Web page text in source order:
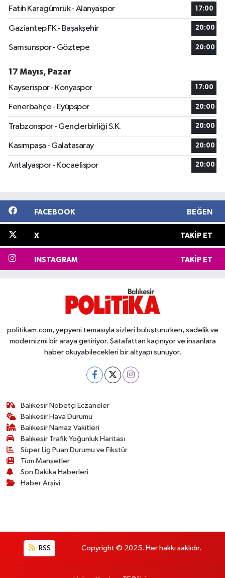
Fatih Karagümrük - Alanyaspor
17:00
Gaziantep FK - Başakşehir 20:00
Samsunspor - Göztepe 20:00
17 Mayıs, Pazar
Kayserispor - Konyaspor
17:00
Fenerbahçe - Eyüpspor 20:00
Trabzonspor - Gençlerbirliği S.K. 20:00
Kasımpaşa - Galatasaray 20:00
Antalyaspor - Kocaelispor 20:00
FACEBOOK BEĞEN
X TAKIP ET
INSTAGRAM TAKIP ET
politikam.com, yepyeni temasıyla sizleri buluştururken, sadelik ve
modernizmi bir araya getiriyor. Şatafattan kaçınıyor ve insanlara
haber okuyabilecekleri bir altyapı sunuyor.
Balıkesir Nöbetçi Eczaneler
Balıkesir Hava Durumu
Balıkesir Namaz Vakitleri
Balıkesir Trafik Yoğunluk Haritası
Süper Lig Puan Durumu ve Fikstür
Tüm Manşetler
Son Dakika Haberleri
Haber Arşivi
RSS Copyright © 2025. Her hakkı saklıdır.